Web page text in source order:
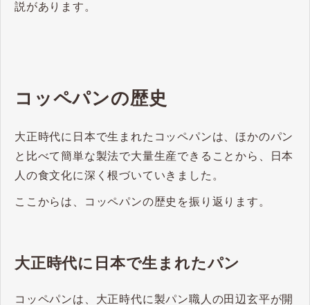
説があります。
コッペパンの歴史
大正時代に日本で生まれたコッペパンは、ほかのパン
と比べて簡単な製法で大量生産できることから、日本
人の食文化に深く根づいていきました。
ここからは、コッペパンの歴史を振り返ります。
大正時代に日本で生まれたパン
コッペパンは、大正時代に製パン職人の田辺玄平が開